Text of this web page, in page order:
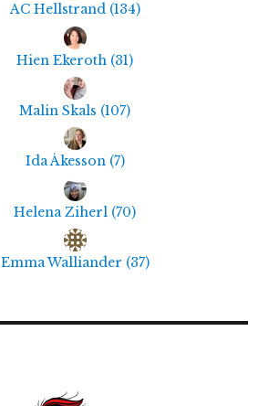
AC Hellstrand (134)
Hien Ekeroth (31)
Malin Skals (107)
Ida Åkesson (7)
Helena Ziherl (70)
Emma Walliander (37)